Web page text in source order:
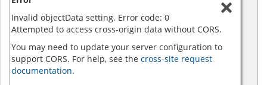
Invalid objectData setting. Error code: 0
Attempted to access cross-origin data without CORS.
You may need to update your server configuration to
support CORS. For help, see the cross-site request
documentation.